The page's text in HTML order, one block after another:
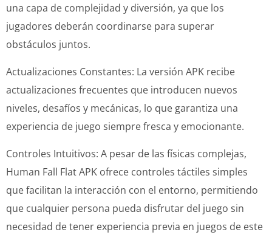
una capa de complejidad y diversión, ya que los
jugadores deberán coordinarse para superar
obstáculos juntos.
Actualizaciones Constantes: La versión APK recibe
actualizaciones frecuentes que introducen nuevos
niveles, desafíos y mecánicas, lo que garantiza una
experiencia de juego siempre fresca y emocionante.
Controles Intuitivos: A pesar de las físicas complejas,
Human Fall Flat APK ofrece controles táctiles simples
que facilitan la interacción con el entorno, permitiendo
que cualquier persona pueda disfrutar del juego sin
necesidad de tener experiencia previa en juegos de este